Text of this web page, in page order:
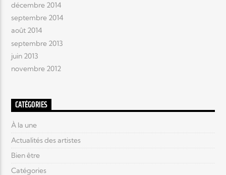
décembre 2014
septembre 2014
août 2014
septembre 2013
juin 2013
novembre 2012
CATÉGORIES
À la une
Actualités des artistes
Bien être
Catégories